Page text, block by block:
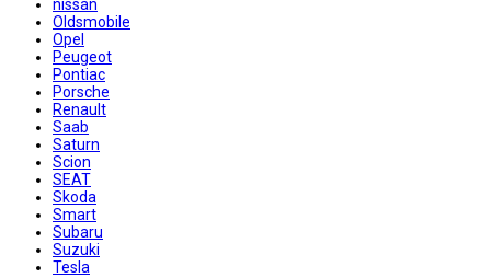
nissan
Oldsmobile
Opel
Peugeot
Pontiac
Porsche
Renault
Saab
Saturn
Scion
SEAT
Skoda
Smart
Subaru
Suzuki
Tesla